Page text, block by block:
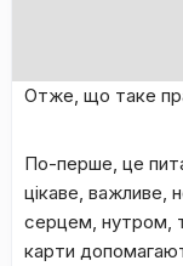
Отже, що таке
По-перше, це
цікаве, важливе,
серцем, нутром,
карти